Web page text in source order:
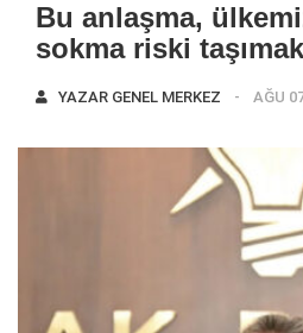
Bu anlaşma,
sokma riski
YAZAR GENEL MERKEZ AĞU